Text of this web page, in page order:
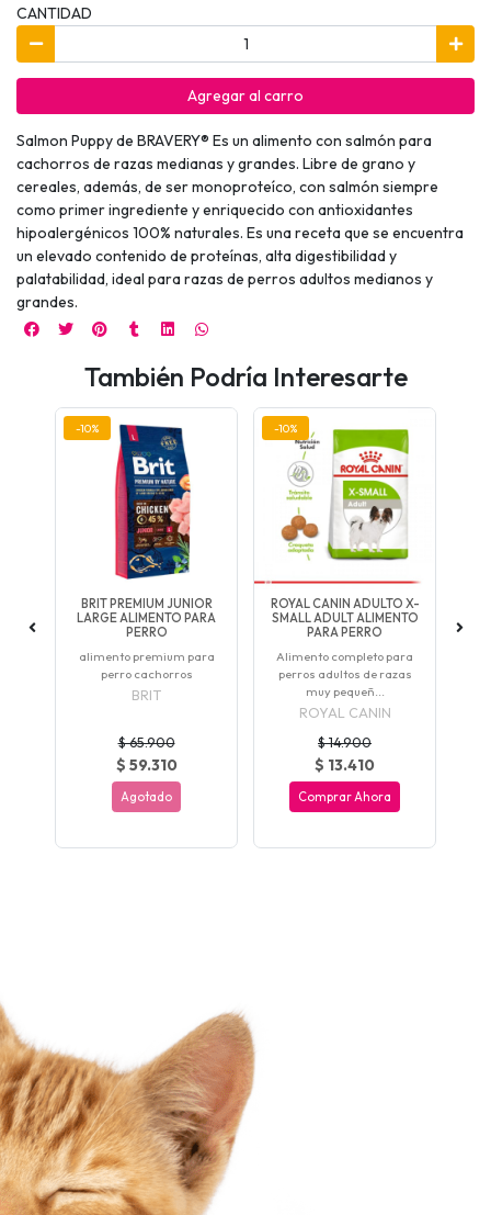
CANTIDAD
Agregar al carro
Salmon Puppy de BRAVERY® Es un alimento con salmón para
cachorros de razas medianas y grandes. Libre de grano y
cereales, además, de ser monoproteíco, con salmón siempre
como primer ingrediente y enriquecido con antioxidantes
hipoalergénicos 100% naturales. Es una receta que se encuentra
un elevado contenido de proteínas, alta digestibilidad y
palatabilidad, ideal para razas de perros adultos medianos y
grandes.
También Podría Interesarte
-10%
BRIT PREMIUM JUNIOR
LARGE ALIMENTO PARA
PERRO
alimento premium para
perro cachorros
BRIT
$ 65.900
$ 59.310
Agotado
-10%
ROYAL CANIN ADULTO X-
SMALL ADULT ALIMENTO
PARA PERRO
Alimento completo para
perros adultos de razas
muy pequeñ...
ROYAL CANIN
$ 14.900
$ 13.410
Comprar Ahora